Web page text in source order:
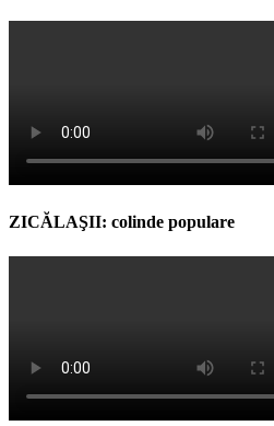
ZICĂLAŞII: colinde populare